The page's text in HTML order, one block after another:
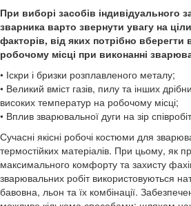
При виборі засобів індивідуального
зварника варто звернути увагу на
факторів, від яких потрібно вберегти
робочому місці при виконанні
• Іскри і бризки розплавленого металу;
• Великий вміст газів, пилу та інших
високих температур на робочому місці;
• Вплив зварювальної дуги на зір
Сучасні якісні робочі костюми для
термостійких матеріалів. При цьому, як
максимального комфорту та захисту
зварювальних робіт використовуються
бавовна, льон та їх комбінації.